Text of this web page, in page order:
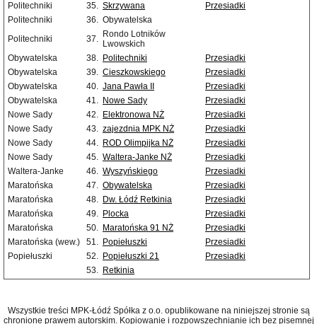
Politechniki 35. Skrzywana
Przesiadki
Politechniki
36. Obywatelska
Politechniki
37. Rondo Lotników
Lwowskich
Obywatelska
38. Politechniki
Przesiadki
Obywatelska
39. Cieszkowskiego
Przesiadki
Obywatelska
40. Jana Pawła II
Przesiadki
Obywatelska
41. Nowe Sady
Przesiadki
Nowe Sady
42. Elektronowa NŻ
Przesiadki
Nowe Sady
43. zajezdnia MPK NŻ
Przesiadki
Nowe Sady
44. ROD Olimpijka NŻ
Przesiadki
Nowe Sady
45. Waltera-Janke NŻ
Przesiadki
Waltera-Janke
46. Wyszyńskiego
Przesiadki
Maratońska
47. Obywatelska
Przesiadki
Maratońska
48. Dw. Łódź Retkinia
Przesiadki
Maratońska
49. Plocka
Przesiadki
Maratońska
50. Maratońska 91 NŻ
Przesiadki
Maratońska (wew.)
51. Popiełuszki
Przesiadki
Popiełuszki
52. Popiełuszki 21
Przesiadki
53. Retkinia
Wszystkie treści MPK-Łódź Spółka z o.o. opublikowane na niniejszej stronie są
chronione prawem autorskim. Kopiowanie i rozpowszechnianie ich bez pisemnej